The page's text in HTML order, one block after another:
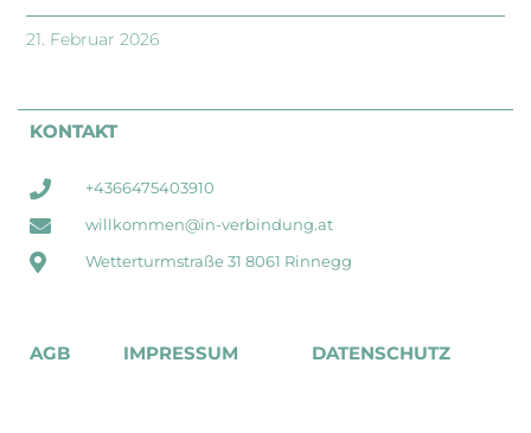
21. Februar 2026
KONTAKT
+4366475403910
willkommen@in-verbindung.at
Wetterturmstraße 31 8061 Rinnegg
AGB IMPRESSUM DATENSCHUTZ